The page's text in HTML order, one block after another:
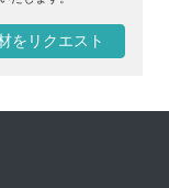
をリクエスト